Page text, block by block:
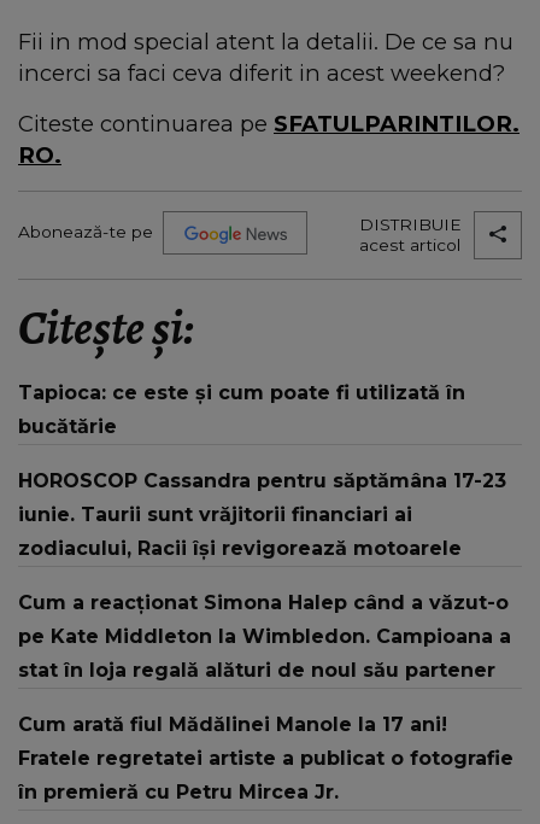
Fii in mod special atent la detalii. De ce sa nu
incerci sa faci ceva diferit in acest weekend?
Citeste continuarea pe SFATULPARINTILOR.
RO.
Abonează-te pe
DISTRIBUIE
acest articol
Citește și:
Tapioca: ce este și cum poate fi utilizată în
bucătărie
HOROSCOP Cassandra pentru săptămâna 17-23
iunie. Taurii sunt vrăjitorii financiari ai
zodiacului, Racii își revigorează motoarele
Cum a reacționat Simona Halep când a văzut-o
pe Kate Middleton la Wimbledon. Campioana a
stat în loja regală alături de noul său partener
Cum arată fiul Mădălinei Manole la 17 ani!
Fratele regretatei artiste a publicat o fotografie
în premieră cu Petru Mircea Jr.